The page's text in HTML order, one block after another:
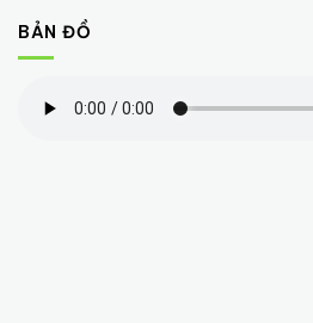
BẢN ĐỒ